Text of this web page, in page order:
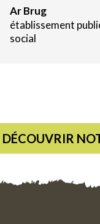
Ar Brug
établissement
social
DÉCOUVRIR